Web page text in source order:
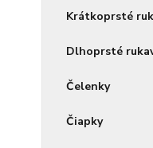
Krátkoprsté
Dlhoprsté
Čelenky
Čiapky